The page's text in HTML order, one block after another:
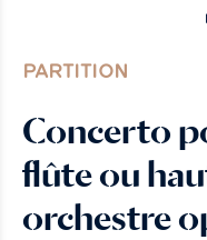
PARTITION
Concerto
flûte ou
orchestre